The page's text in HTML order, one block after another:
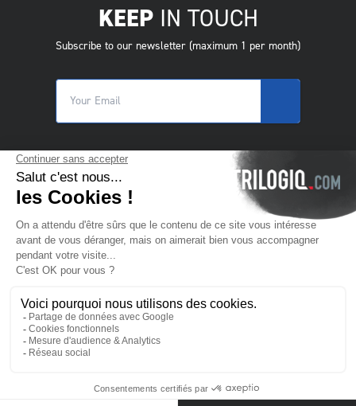
KEEPIN TOUCH
Subscribe to our newsletter (maximum 1 per month)
© 2025 Trilogiq SA.
BG- български
Свържете се с нас